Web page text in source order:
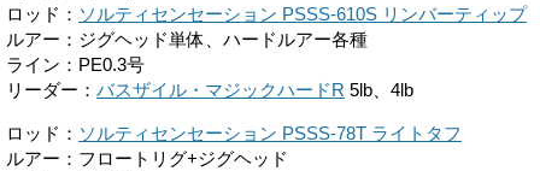
ロッド： ソルティセンセーション PSSS-610S リンバーティップ
ルアー：ジグヘッド単体、ハードルアー各種
ライン：PE0.3号
リーダー： バスザイル・マジックハードR 5lb、4lb
ロッド： ソルティセンセーション PSSS-78T ライトタフ
ルアー：フロートリグ+ジグヘッド